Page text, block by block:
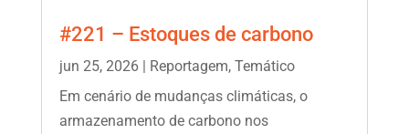
#221 – Estoques de carbono
jun 25, 2026| Reportagem, Temático
Em cenário de mudanças climáticas, o
armazenamento de carbono nos